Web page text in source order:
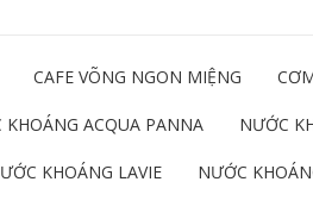
CAFE VÕNG NGON MIỆNG
KHOÁNG ACQUA PANNA NƯỚC
KHOÁNG LAVIE NƯỚC